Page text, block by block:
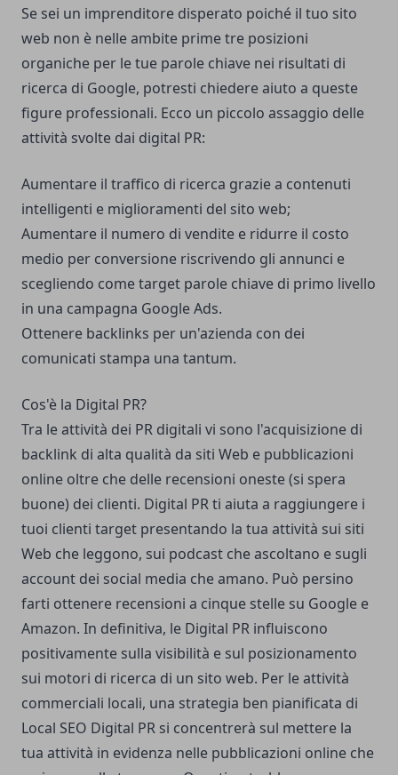
Se sei un imprenditore disperato poiché il tuo sito
web non è nelle ambite prime tre posizioni
organiche per le tue parole chiave nei risultati di
ricerca di Google, potresti chiedere aiuto a queste
figure professionali. Ecco un piccolo assaggio delle
attività svolte dai digital PR:
Aumentare il traffico di ricerca grazie a contenuti
intelligenti e miglioramenti del sito web;
Aumentare il numero di vendite e ridurre il costo
medio per conversione riscrivendo gli annunci e
scegliendo come target parole chiave di primo livello
in una campagna Google Ads.
Ottenere backlinks per un'azienda con dei
comunicati stampa una tantum.
Cos'è la Digital PR?
Tra le attività dei PR digitali vi sono l'acquisizione di
backlink di alta qualità da siti Web e pubblicazioni
online oltre che delle recensioni oneste (si spera
buone) dei clienti. Digital PR ti aiuta a raggiungere i
tuoi clienti target presentando la tua attività sui siti
Web che leggono, sui podcast che ascoltano e sugli
account dei social media che amano. Può persino
farti ottenere recensioni a cinque stelle su Google e
Amazon. In definitiva, le Digital PR influiscono
positivamente sulla visibilità e sul posizionamento
sui motori di ricerca di un sito web. Per le attività
commerciali locali, una strategia ben pianificata di
Local SEO Digital PR si concentrerà sul mettere la
tua attività in evidenza nelle pubblicazioni online che